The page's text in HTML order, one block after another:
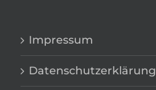
Impressum
Datenschutzerklärung